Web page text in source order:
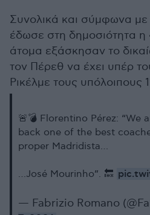
Συνολικά και σύμφωνα με
έδωσε στη δημοσιότητα η
άτομα εξάσκησαν το
τον Πέρεθ να έχει υπέρ
Ρικέλμε τους υπόλοιπους
🚨💣 Florentino Pérez: “We
back one of the best
proper Madridista…
…José Mourinho”. 🔙
— Fabrizio Romano